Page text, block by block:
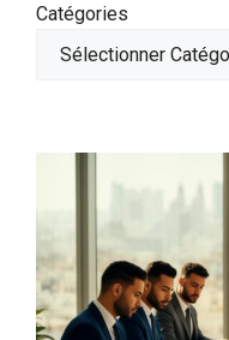
Catégories